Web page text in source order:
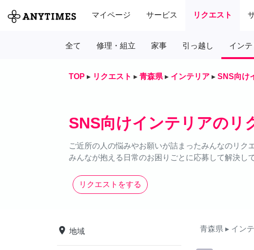
マイページ サービス リクエスト
全て 修理・組立 家事 引っ越し インテ
TOP ▸ リクエスト ▸ 青森県 ▸ インテリア ▸ SNS向け
SNS向けインテリアのリ
ご近所の人の悩みやお願いが詰まったみんなのリク
みんなが抱える日常のお困りごとに応募して解決し
リクエストをする
place 地域 青森県 ▸ イン